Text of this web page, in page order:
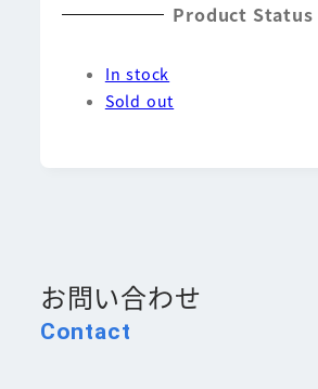
Product Status
In stock
Sold out
Contact
お問い合わせ